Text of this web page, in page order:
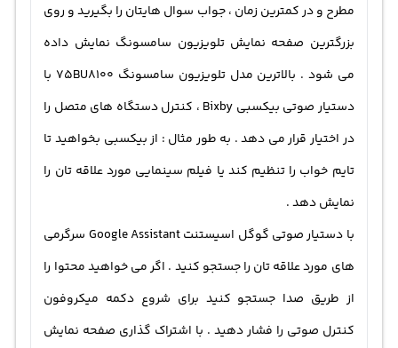
مطرح و در کمترین زمان ، جواب سوال هایتان را بگیرید و روی
بزرگترین صفحه نمایش تلویزیون سامسونگ نمایش داده
می شود . بالاترین مدل تلویزیون سامسونگ 75BU8100 با
دستیار صوتی بیکسبی Bixby ، کنترل دستگاه های متصل را
در اختیار قرار می دهد . به طور مثال : از بیکسبی بخواهید تا
تایم خواب را تنظیم کند یا فیلم سینمایی مورد علاقه تان را
نمایش دهد .
با دستیار صوتی گوگل اسیستنت Google Assistant سرگرمی
های مورد علاقه تان را جستجو کنید . اگر می خواهید محتوا را
از طریق صدا جستجو کنید برای شروع دکمه میکروفون
کنترل صوتی را فشار دهید . با اشتراک‌ گذاری صفحه نمایش